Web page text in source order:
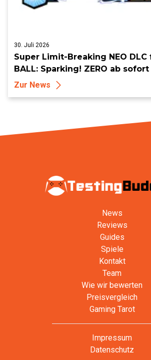
30. Juli 2026
Super Limit-Breaking NEO DLC
BALL: Sparking! ZERO ab
Zur News
News
Reviews
Guides
Spiele
Kontakt
Team
Wie wir bewerten
Preisvergleich
Gaming Tarot
Impressum
Datenschutz